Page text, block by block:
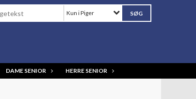
Kun i Piger
DAME SENIOR HERRE SENIOR